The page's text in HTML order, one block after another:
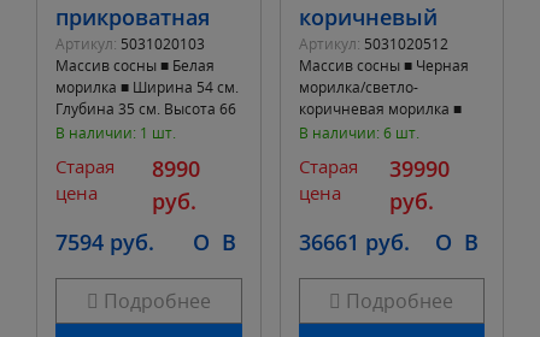
прикроватная
Артикул: 5031020103
Массив сосны ■ Белая
морилка ■ Ширина 54 см.
Глубина 35 см. Высота 66
см. ■ 2 выдвижных ящика
В наличии: 1 шт.
Старая
цена
8990
руб.
7594 руб.
O B
Подробнее
коричневый
Артикул: 5031020512
Массив сосны ■ Черная
морилка/светло-
коричневая морилка ■
Ширина 160 см. Глубина
выдвижных ящик
В наличии: 6 шт.
Старая
цена
39990
руб.
36661 руб.
O B
Подробнее